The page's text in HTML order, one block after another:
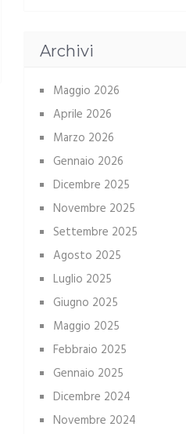
Archivi
Maggio 2026
Aprile 2026
Marzo 2026
Gennaio 2026
Dicembre 2025
Novembre 2025
Settembre 2025
Agosto 2025
Luglio 2025
Giugno 2025
Maggio 2025
Febbraio 2025
Gennaio 2025
Dicembre 2024
Novembre 2024